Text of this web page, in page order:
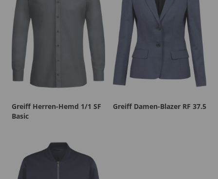
Greiff Herren-Hemd 1/1 SF
Basic
Greiff Damen-Blazer RF 37.5